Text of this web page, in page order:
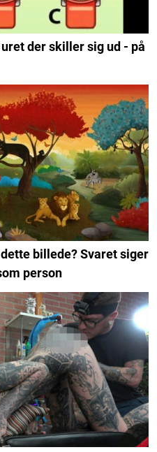
der skiller sig ud - på
billede? Svaret siger
person